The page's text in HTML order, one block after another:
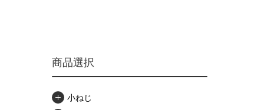
商品選択
小ねじ